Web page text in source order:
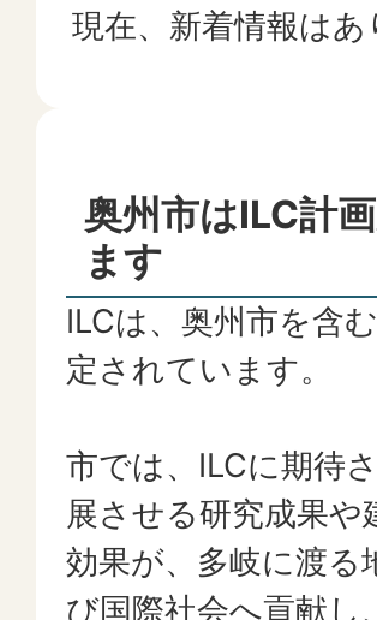
現在、新着情報はあ
奥州市はILC計
ます
ILCは、奥州市を含
定されています。
市では、ILCに期待
展させる研究成果
効果が、多岐に渡る
び国際社会へ貢献